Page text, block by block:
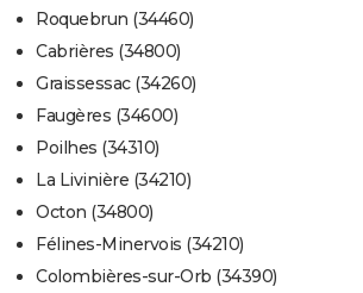
Roquebrun (34460)
Cabrières (34800)
Graissessac (34260)
Faugères (34600)
Poilhes (34310)
La Livinière (34210)
Octon (34800)
Félines-Minervois (34210)
Colombières-sur-Orb (34390)